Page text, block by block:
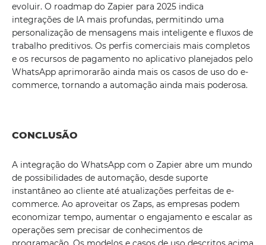
evoluir. O roadmap do Zapier para 2025 indica
integrações de IA mais profundas, permitindo uma
personalização de mensagens mais inteligente e fluxos de
trabalho preditivos. Os perfis comerciais mais completos
e os recursos de pagamento no aplicativo planejados pelo
WhatsApp aprimorarão ainda mais os casos de uso do e-
commerce, tornando a automação ainda mais poderosa.
CONCLUSÃO
A integração do WhatsApp com o Zapier abre um mundo
de possibilidades de automação, desde suporte
instantâneo ao cliente até atualizações perfeitas de e-
commerce. Ao aproveitar os Zaps, as empresas podem
economizar tempo, aumentar o engajamento e escalar as
operações sem precisar de conhecimentos de